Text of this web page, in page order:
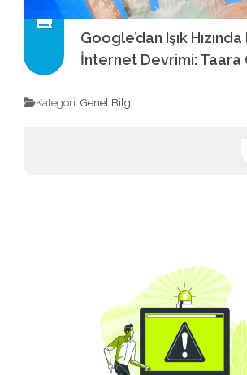
Google’dan Işık
İnternet Devrimi: Taara
Kategori: Genel Bilgi